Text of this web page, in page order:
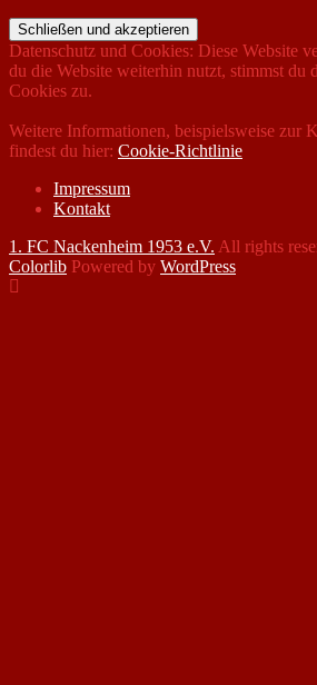
Datenschutz und Cookies: Diese Website
du die Website weiterhin nutzt, stimmst du
Cookies zu.
Weitere Informationen, beispielsweise zur
findest du hier: Cookie-Richtlinie
Impressum
Kontakt
1. FC Nackenheim 1953 e.V. All rights
Colorlib Powered by WordPress